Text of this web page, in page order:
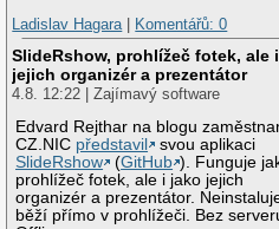
Ladislav Hagara| Komentářů: 0
SlideRshow, prohlížeč fotek, ale i
jejich organizér a prezentátor
4.8. 12:22 | Zajímavý software
Edvard Rejthar na blogu
CZ.NIC představil
svou aplikaci
SlideRshow
(GitHub ). Funguje
prohlížeč fotek, ale i jako jejich
organizér a prezentátor.
běží přímo v prohlížeči. Bez